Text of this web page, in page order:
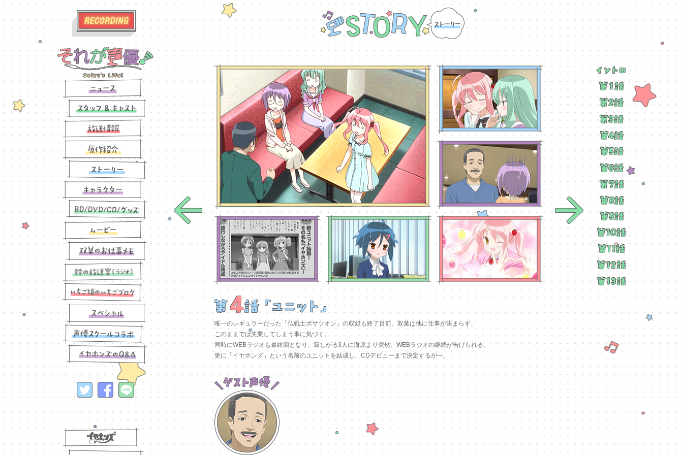
唯一のレギュラーだった「仏戦士ボサツオン」の収録も終了目前、双葉は他に仕事が決まらず、
このままでは失業してしまう事に気づく。
同時にWEBラジオも最終回となり、寂しがる3人に海原より突然、WEBラジオの継続が告げられる。
更に「イヤホンズ」という名前のユニットを結成し、CDデビューまで決定するが―。